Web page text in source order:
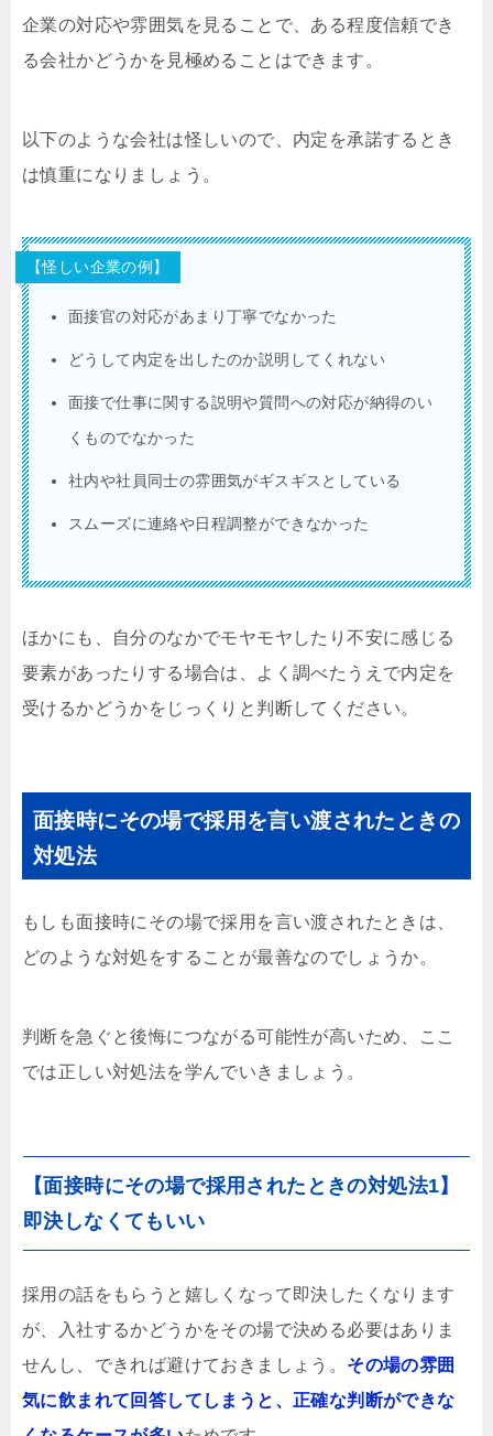
企業の対応や雰囲気を見ることで、ある程度信頼でき
る会社かどうかを見極めることはできます。
以下のような会社は怪しいので、内定を承諾するとき
は慎重になりましょう。
【怪しい企業の例】
面接官の対応があまり丁寧でなかった
どうして内定を出したのか説明してくれない
面接で仕事に関する説明や質問への対応が納得のい
くものでなかった
社内や社員同士の雰囲気がギスギスとしている
スムーズに連絡や日程調整ができなかった
ほかにも、自分のなかでモヤモヤしたり不安に感じる
要素があったりする場合は、よく調べたうえで内定を
受けるかどうかをじっくりと判断してください。
面接時にその場で採用を言い渡されたときの
対処法
もしも面接時にその場で採用を言い渡されたときは、
どのような対処をすることが最善なのでしょうか。
判断を急ぐと後悔につながる可能性が高いため、ここ
では正しい対処法を学んでいきましょう。
【面接時にその場で採用されたときの対処法1】
即決しなくてもいい
採用の話をもらうと嬉しくなって即決したくなります
が、入社するかどうかをその場で決める必要はありま
せんし、できれば避けておきましょう。 その場の雰囲
気に飲まれて回答してしまうと、正確な判断ができな